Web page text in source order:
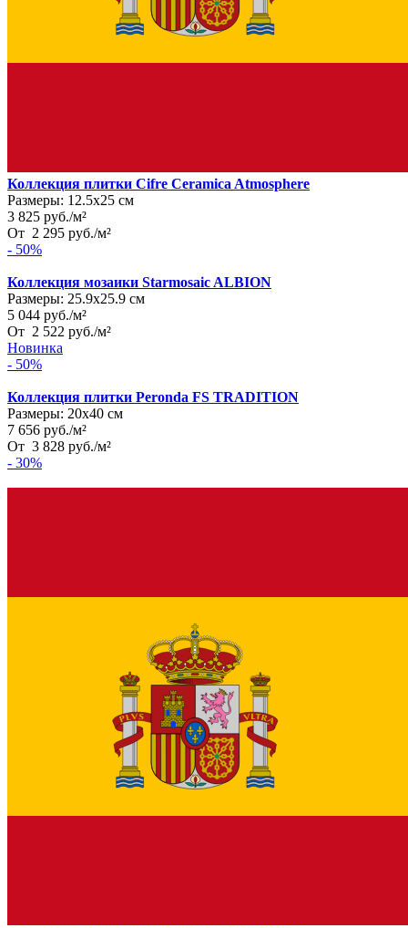
Коллекция плитки Cifre Ceramica Atmosphere
Размеры: 12.5х25 см
3 825 руб./м²
От 2 295 руб./м²
- 50%
Коллекция мозаики Starmosaic ALBION
Размеры: 25.9х25.9 см
5 044 руб./м²
От 2 522 руб./м²
Новинка
- 50%
Коллекция плитки Peronda FS TRADITION
Размеры: 20х40 см
7 656 руб./м²
От 3 828 руб./м²
- 30%